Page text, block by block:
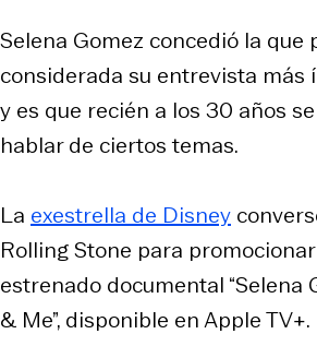
Selena Gomez concedió la que
considerada su entrevista más
y es que recién a los 30 años
hablar de ciertos temas.
La exestrella de Disney
Rolling Stone para
estrenado documental “Selena
& Me”, disponible en Apple TV+.